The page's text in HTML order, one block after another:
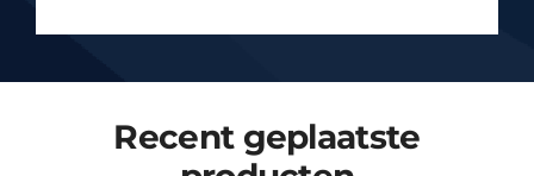
Recent geplaatste